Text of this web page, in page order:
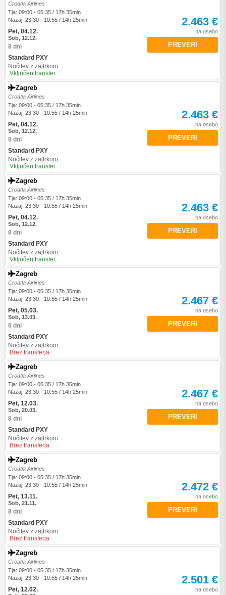
Croatia Airlines
Tja: 09:00 - 05:35 / 17h 35min
Nazaj: 23:30 - 10:55 / 14h 25min
Pet, 04.12.
Sob, 12.12.
8 dni
Standard PXY
Nočitev z zajtrkom
Vključen transfer
2.463 €
na osebo
PREVERI
Zagreb
Croatia Airlines
Tja: 09:00 - 05:35 / 17h 35min
Nazaj: 23:30 - 10:55 / 14h 25min
Pet, 04.12.
Sob, 12.12.
8 dni
Standard PXY
Nočitev z zajtrkom
Vključen transfer
2.463 €
na osebo
PREVERI
Zagreb
Croatia Airlines
Tja: 09:00 - 05:35 / 17h 35min
Nazaj: 23:30 - 10:55 / 14h 25min
Pet, 04.12.
Sob, 12.12.
8 dni
Standard PXY
Nočitev z zajtrkom
Vključen transfer
2.463 €
na osebo
PREVERI
Zagreb
Croatia Airlines
Tja: 09:00 - 05:35 / 17h 35min
Nazaj: 23:30 - 10:55 / 14h 25min
Pet, 05.03.
Sob, 13.03.
8 dni
Standard PXY
Nočitev z zajtrkom
Brez transferja
2.467 €
na osebo
PREVERI
Zagreb
Croatia Airlines
Tja: 09:00 - 05:35 / 17h 35min
Nazaj: 23:30 - 10:55 / 14h 25min
Pet, 12.03.
Sob, 20.03.
8 dni
Standard PXY
Nočitev z zajtrkom
Brez transferja
2.467 €
na osebo
PREVERI
Zagreb
Croatia Airlines
Tja: 09:00 - 05:35 / 17h 35min
Nazaj: 23:30 - 10:55 / 14h 25min
Pet, 13.11.
Sob, 21.11.
8 dni
Standard PXY
Nočitev z zajtrkom
Brez transferja
2.472 €
na osebo
PREVERI
Zagreb
Croatia Airlines
Tja: 09:00 - 05:35 / 17h 35min
Nazaj: 23:30 - 10:55 / 14h 25min
Pet, 12.02.
2.501 €
na osebo